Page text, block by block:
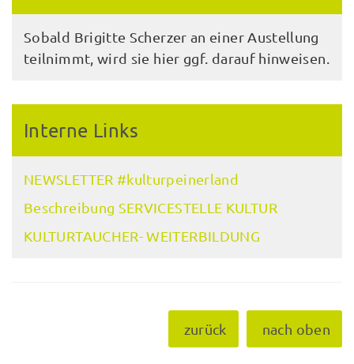
Sobald Brigitte Scherzer an einer Austellung
teilnimmt, wird sie hier ggf. darauf hinweisen.
Interne Links
NEWSLETTER #kulturpeinerland
Beschreibung SERVICESTELLE KULTUR
KULTURTAUCHER- WEITERBILDUNG
zurück nach oben